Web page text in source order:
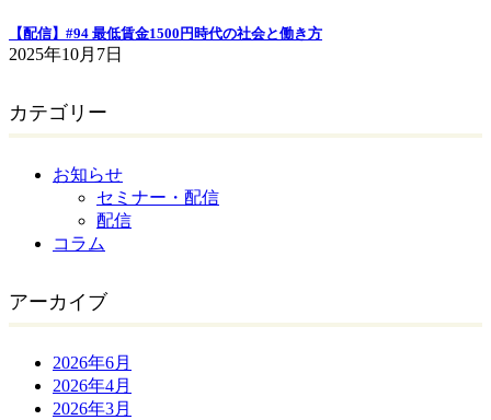
【配信】#94 最低賃金1500円時代の社会と働き方
2025年10月7日
カテゴリー
お知らせ
セミナー・配信
配信
コラム
アーカイブ
2026年6月
2026年4月
2026年3月